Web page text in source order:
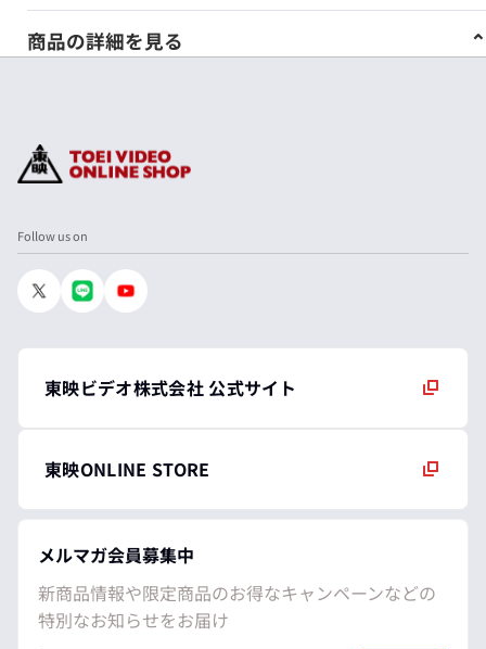
商品の詳細を見る
Follow us on
東映ビデオ株式会社 公式サイト
東映ONLINE STORE
メルマガ会員募集中
新商品情報や限定商品のお得なキャンペーンなどの
特別なお知らせをお届け